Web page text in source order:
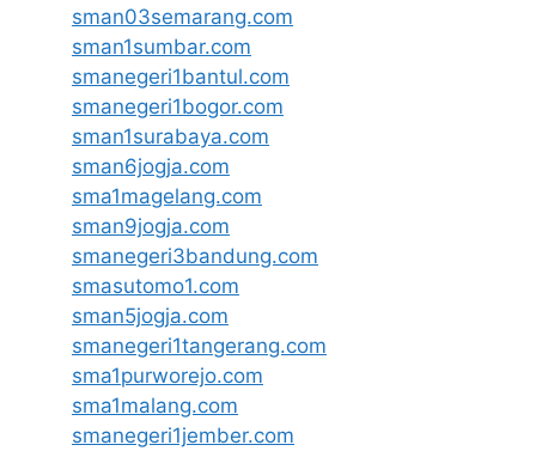
sman03semarang.com
sman1sumbar.com
smanegeri1bantul.com
smanegeri1bogor.com
sman1surabaya.com
sman6jogja.com
sma1magelang.com
sman9jogja.com
smanegeri3bandung.com
smasutomo1.com
sman5jogja.com
smanegeri1tangerang.com
sma1purworejo.com
sma1malang.com
smanegeri1jember.com